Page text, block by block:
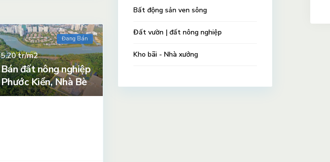
Đang Bán
5.20tr/m2
Bán đất nông nghiệp
Phước Kiển, Nhà Bè
Bất động sản ven sông
Đất vườn | đất nông nghiệp
Kho bãi - Nhà xưởng